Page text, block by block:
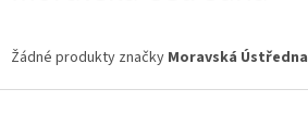
Žádné produkty značky Moravská Ústředna
Z